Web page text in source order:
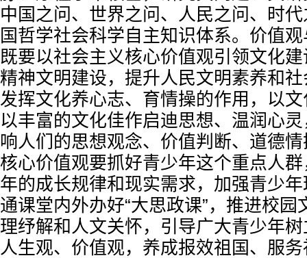
中国之问、世界之问、人民之问、时
国哲学社会科学自主知识体系。价值
既要以社会主义核心价值观引领文化
精神文明建设，提升人民文明素养和
发挥文化养心志、育情操的作用，以
以丰富的文化佳作启迪思想、温润心
响人们的思想观念、价值判断、道德
核心价值观要抓好青少年这个重点人
年的成长规律和现实需求，加强青少
通课堂内外办好“大思政课”，推进校园
理纾解和人文关怀，引导广大青少年
人生观、价值观，养成报效祖国、服